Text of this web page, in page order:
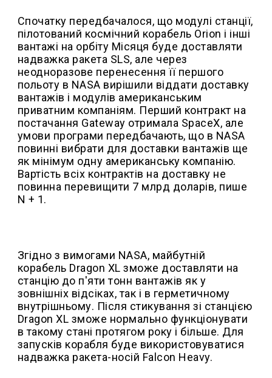
Спочатку передбачалося, що модулі станції,
пілотований космічний корабель Orion і інші
вантажі на орбіту Місяця буде доставляти
надважка ракета SLS, але через
неодноразове перенесення її першого
польоту в NASA вирішили віддати доставку
вантажів і модулів американським
приватним компаніям. Перший контракт на
постачання Gateway отримала SpaceX, але
умови програми передбачають, що в NASA
повинні вибрати для доставки вантажів ще
як мінімум одну американську компанію.
Вартість всіх контрактів на доставку не
повинна перевищити 7 млрд доларів, пише
N + 1.
Згідно з вимогами NASA, майбутній
корабель Dragon XL зможе доставляти на
станцію до п'яти тонн вантажів як у
зовнішніх відсіках, так і в герметичному
внутрішньому. Після стикування зі станцією
Dragon XL зможе нормально функціонувати
в такому стані протягом року і більше. Для
запусків корабля буде використовуватися
надважка ракета-носій Falcon Heavy.